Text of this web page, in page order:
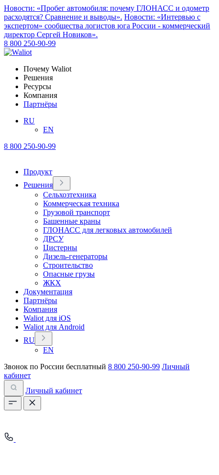
Новости: «Пробег автомобиля: почему ГЛОНАСС и одометр
расходятся? Сравнение и выводы». Новости: «Интервью с
экспертом» сообщества логистов юга России - коммерческий
директор Сергей Новиков».
8 800 250-90-99
Почему Waliot
Решения
Ресурсы
Компания
Партнёры
RU
EN
8 800 250-90-99
Продукт
Решения
Сельхозтехника
Коммерческая техника
Грузовой транспорт
Башенные краны
ГЛОНАСС для легковых автомобилей
ДРСУ
Цистерны
Дизель-генераторы
Строительство
Опасные грузы
ЖКХ
Документация
Партнёры
Компания
Waliot для iOS
Waliot для Android
RU
EN
Звонок по России бесплатный 8 800 250-90-99 Личный
кабинет
Личный кабинет